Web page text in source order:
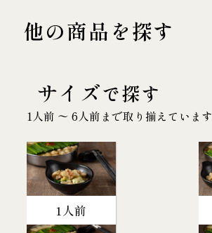
他の商品を探す
サイズで探す
1人前 〜 6人前まで取り揃えています
1人前